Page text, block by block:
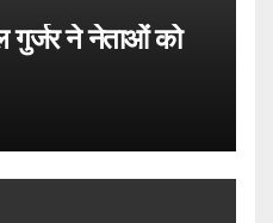
गुर्जर ने नेताओं को